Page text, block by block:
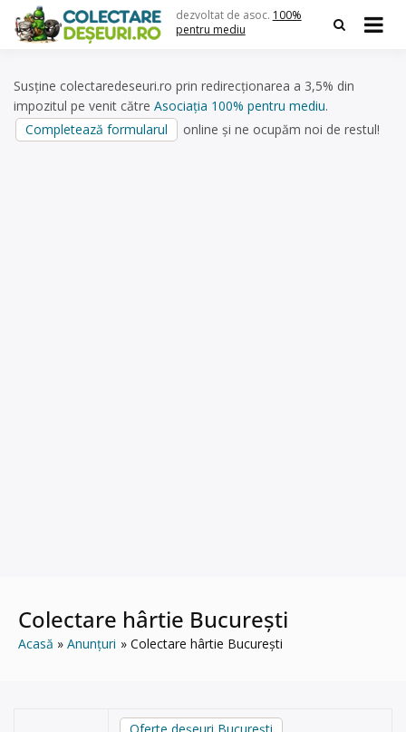
content
dezvoltat de asoc. 100%
pentru mediu
Susține colectaredeseuri.ro prin redirecționarea a 3,5% din
impozitul pe venit către Asociația 100% pentru mediu.
Completează formularul
online și ne ocupăm noi de restul!
Colectare hârtie București
Acasă Anunțuri Colectare hârtie București